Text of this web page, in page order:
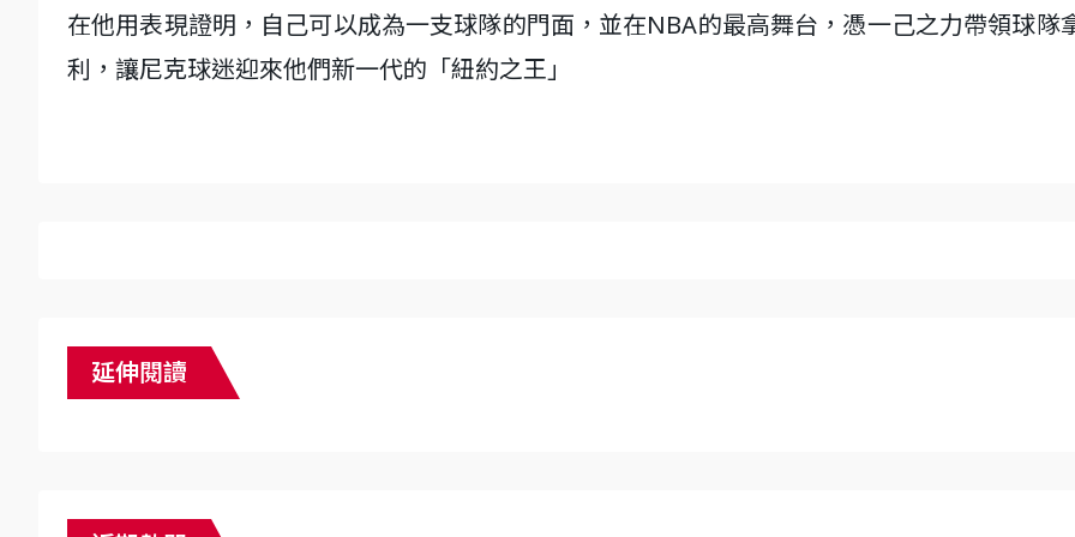
在他用表現證明，自己可以成為一支球隊的門面，並在NBA的最高舞台，憑一己之力帶領球隊
利，讓尼克球迷迎來他們新一代的「紐約之王」
延伸閱讀